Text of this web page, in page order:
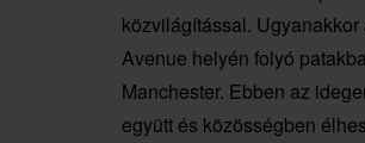
közvilágítással.
Avenue helyén folyó
Manchester. Ebben az
együtt és közösségben